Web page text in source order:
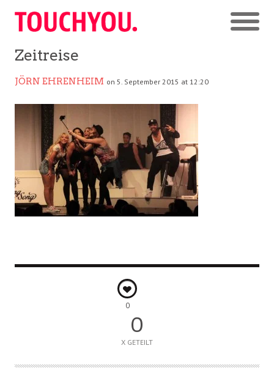
Zeitreise
JÖRN EHRENHEIM on 5. September 2015 at 12:20
0
0
X GETEILT